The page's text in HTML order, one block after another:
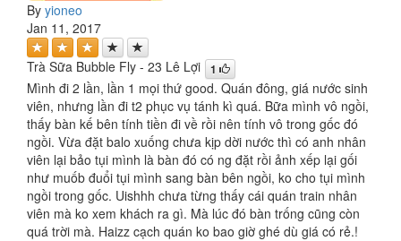
By yioneo
Jan 11, 2017
Trà Sữa Bubble Fly - 23 Lê Lợi 1
Mình đi 2 lần, lần 1 mọi thứ good. Quán đông, giá nước sinh
viên, nhưng lần đi t2 phục vụ tánh kì quá. Bữa mình vô ngồi,
thấy bàn kế bên tính tiền đi về rồi nên tính vô trong gốc đó
ngồi. Vừa đặt balo xuống chưa kịp dời nước thì có anh nhân
viên lại bảo tụi mình là bàn đó có ng đặt rồi ảnh xếp lại gối
như muốb đuổi tụi mình sang bàn bên ngồi, ko cho tụi mình
ngồi trong gốc. Uishhh chưa từng thấy cái quán train nhân
viên mà ko xem khách ra gì. Mà lúc đó bàn trống cũng còn
quá trời mà. Haizz cạch quán ko bao giờ ghé dù giá có rẻ.!